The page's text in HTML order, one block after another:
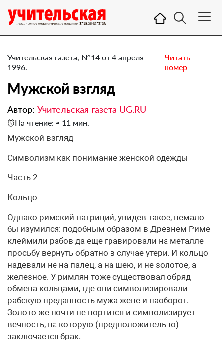
Учительская газета, №14 от 4 апреля
1996.
Читать
номер
Мужской взгляд
Автор: Учительская газета UG.RU
На чтение: ≈ 11 мин.
Мужской взгляд
Символизм как понимание женской одежды
Часть 2
Кольцо
Однако римский патриций, увидев такое, немало
бы изумился: подобным образом в Древнем Риме
клеймили рабов да еще гравировали на металле
просьбу вернуть обратно в случае утери. И кольцо
надевали не на палец, а на шею, и не золотое, а
железное. У римлян тоже существовал обряд
обмена кольцами, где они символизировали
рабскую преданность мужа жене и наоборот.
Золото же почти не портится и символизирует
вечность, на которую (предположительно)
заключается брак.